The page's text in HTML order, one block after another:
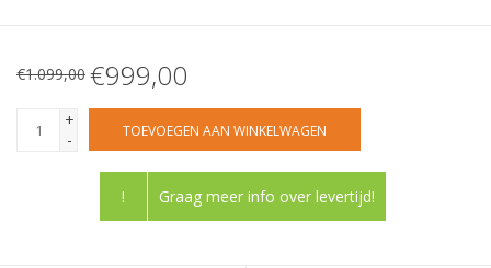
€1.099,00 €999,00
+
-
TOEVOEGEN AAN WINKELWAGEN
! Graag meer info over levertijd!